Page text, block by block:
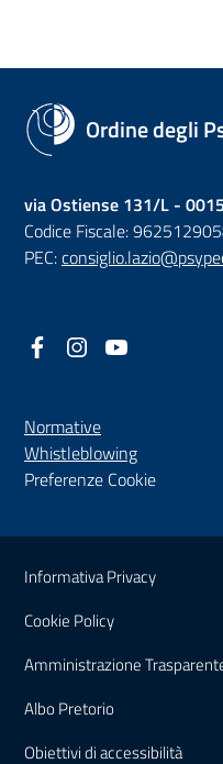
Ordine degli
via Ostiense 131/L -
Codice Fiscale:
PEC:
Facebook
(nuova scheda - new tab)
Instagram
(nuova scheda -
Normative
Whistleblowing(nuova
Preferenze Cookie
Sezione Link
Informativa Privacy
Cookie Policy
Amministrazione
Albo Pretorio
Obiettivi di accessibilità